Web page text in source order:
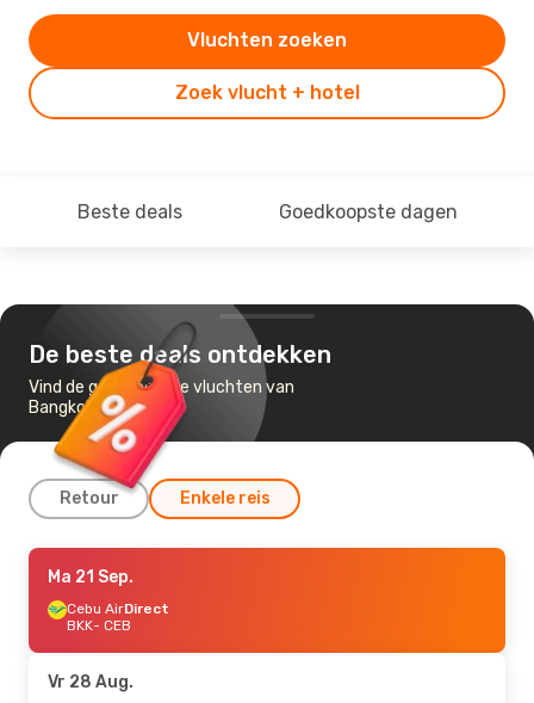
Zoek vlucht + hotel
Vluchten zoeken
Beste deals Goedkoopste dagen
De beste deals ontdekken
Vind de goedkoopste vluchten van
Bangkok naar Cebu
Retour Enkele reis
Wo 26 Aug.
AirAsia Zest1 Stop
BKK- CEB
CEB- BKK
Ma 21 Sep.
Cebu AirDirect
BKK- CEB
Vr 28 Aug.